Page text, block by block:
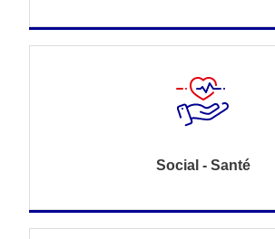
Social - Santé